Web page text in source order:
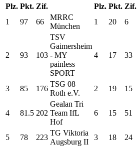
Plz. Pkt. Zif. Plz. Pkt. Zif.
1
97 66
MRRC
München
1 20 6
2 93 103
TSV
Gaimersheim
- MY
painless
SPORT
4 17 33
3 85 176
TSG 08
Roth e.V.
2 19 15
4 81.5 202
Gealan Tri
Team IfL
Hof
6 15 51
5 78 223
TG Viktoria
Augsburg II
3 18 24